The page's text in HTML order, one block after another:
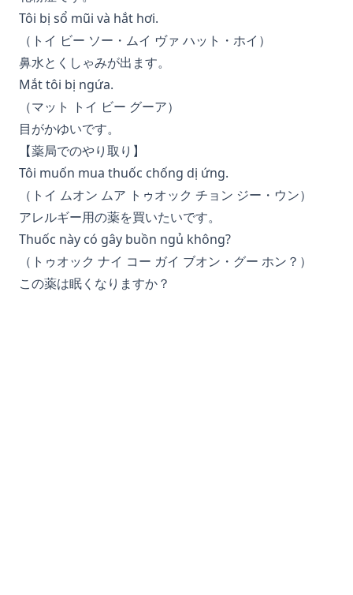
Tôi bị sổ mũi và hắt hơi.
（トイ ビー ソー・ムイ ヴァ ハット・ホイ）
鼻水とくしゃみが出ます。
Mắt tôi bị ngứa.
（マット トイ ビー グーア）
目がかゆいです。
【薬局でのやり取り】
Tôi muốn mua thuốc chống dị ứng.
（トイ ムオン ムア トゥオック チョン ジー・ウン）
アレルギー用の薬を買いたいです。
Thuốc này có gây buồn ngủ không?
（トゥオック ナイ コー ガイ ブオン・グー ホン？）
この薬は眠くなりますか？